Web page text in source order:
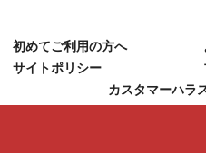
初めてご利用の方へ
サイトポリシー
カスタマーハラ